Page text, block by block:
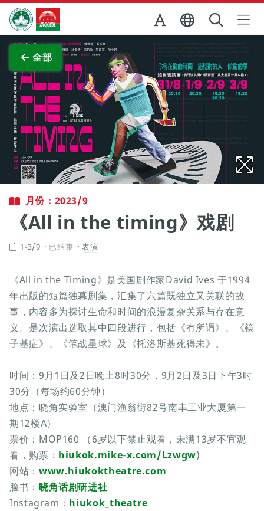
跳至主内容
澳门特别行政区政府旅游局
全部
查看原图
月份：2023/9
《All in the timing》戏剧
1-3/9 已结束 表演
《All in the Timing》是美国剧作家David Ives 于1994
年出版的短篇独幕剧集，汇集了六篇既独立又关联的故
事，内容多为探讨生命和时间的浪漫复杂关系与存在意
义。是次演出选取其中四段进行，包括《冇所谓》、《筷
子基症》、《笔战星球》及《托洛斯基死得未》。
时间：9月1日及2日晚上8时30分，9月2日及3日下午3时
30分（每场约60分钟）
地点：晓角实验室（澳门渔翁街82号南丰工业大厦第一
期12楼A）
票价：MOP160 （6岁以下禁止观看，未满13岁不宜观
看，购票： hiukok.mike-x.com/Lzwgw)
网站： www.hiukoktheatre.com
脸书： 晓角话剧研进社
Instagram： hiukok_theatre